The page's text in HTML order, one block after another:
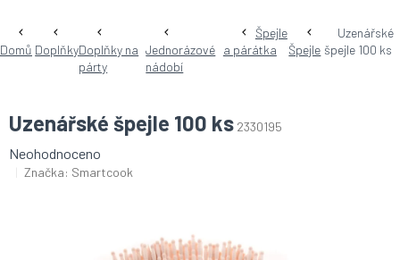
Domů DoplňkyDoplňky na
párty
Jednorázové
nádobí
Špejle
a párátka
Špejle
Uzenářské
špejle 100 ks
Uzenářské špejle 100 ks 2330195
Průměrné
hodnocení
Neohodnoceno
Značka: Smartcook